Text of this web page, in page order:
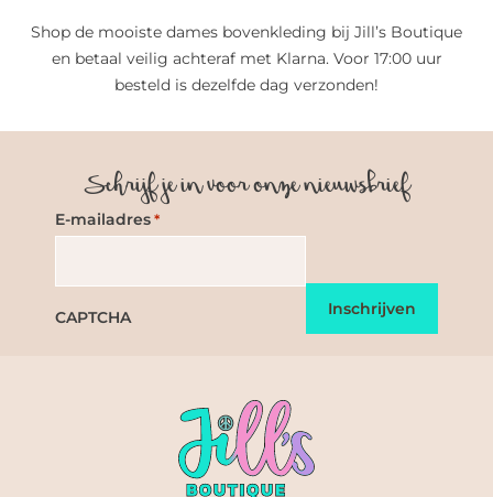
Shop de mooiste dames bovenkleding bij Jill’s Boutique
en betaal veilig achteraf met Klarna. Voor 17:00 uur
besteld is dezelfde dag verzonden!
Schrijf je in voor onze nieuwsbrief
E-mailadres *
CAPTCHA